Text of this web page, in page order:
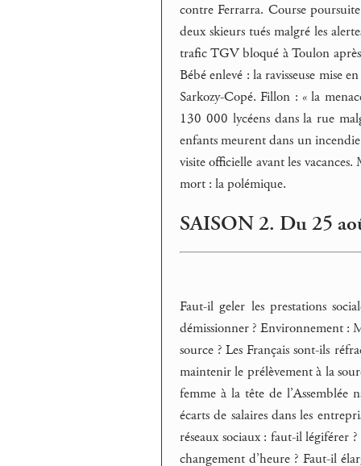
contre Ferrarra. Course
deux skieurs tués malgré les
trafic TGV bloqué à Toulon
Bébé enlevé : la ravisseuse mise
Sarkozy-Copé. Fillon : « la
130 000 lycéens dans la rue
enfants meurent dans un
visite officielle avant les
mort : la polémique.
SAISON 2. Du 25
Faut-il geler les prestations
démissionner ? Environnement :
source ? Les Français sont-ils
maintenir le prélèvement à la
femme à la tête de l’Assemblée
écarts de salaires dans les
réseaux sociaux : faut-il légiférer
changement d’heure ? Faut-il